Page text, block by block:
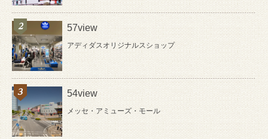
57view
アディダスオリジナルスショップ
54view
メッセ・アミューズ・モール